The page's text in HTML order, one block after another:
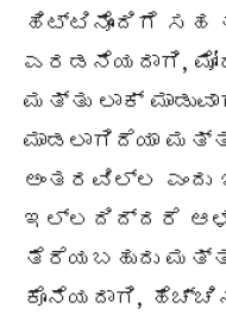
ಹಿಟ್ಟಿನೊಂದಿಗೆ ಸಹ
ಎರಡನೆಯದಾಗಿ,
ಮತ್ತು ಲಾಕ್
ಮಾಡಲಾಗಿದೆಯಾ
ಅಂತರವಿಲ್ಲ
ಇಲ್ಲದಿದ್ದರೆ
ತೆರೆಯಬಹುದು
ಕೊನೆಯದಾಗಿ,